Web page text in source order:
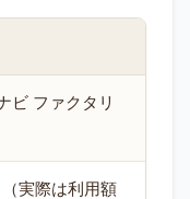
ビ ファクタリ
実際は利用額